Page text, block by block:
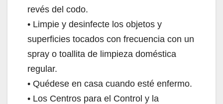
o
revés del codo.
• Limpie y desinfecte los objetos y
superficies tocados con frecuencia con un
spray o toallita de limpieza doméstica
regular.
• Quédese en casa cuando esté enfermo.
• Los Centros para el Control y la